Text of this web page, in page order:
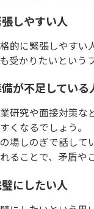
しやすい人
的に緊張しやすい
受かりたいという
が不足している
研究や面接対策な
くなるでしょう。
場しのぎで話して
ることで、矛盾や
にしたい人